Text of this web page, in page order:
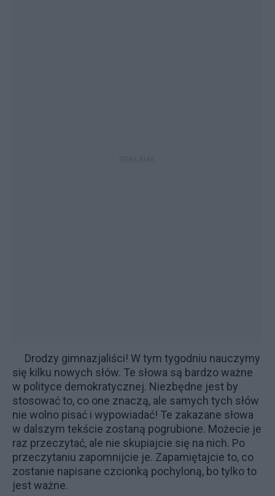
Drodzy gimnazjaliści! W tym tygodniu nauczymy
się kilku nowych słów. Te słowa są bardzo ważne
w polityce demokratycznej. Niezbędne jest by
stosować to, co one znaczą, ale samych tych słów
nie wolno pisać i wypowiadać! Te zakazane słowa
w dalszym tekście zostaną pogrubione. Możecie je
raz przeczytać, ale nie skupiajcie się na nich. Po
przeczytaniu zapomnijcie je. Zapamiętajcie to, co
zostanie napisane czcionką pochyloną, bo tylko to
jest ważne.